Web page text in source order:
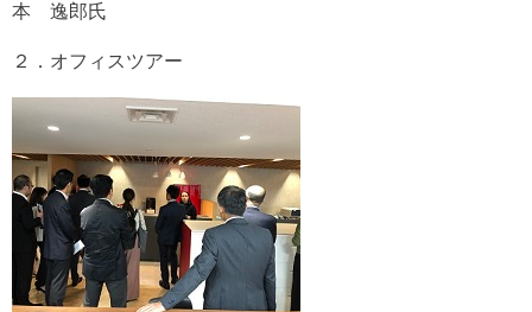
本 逸郎氏
２．オフィスツアー